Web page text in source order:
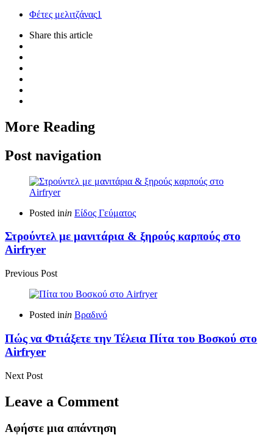
Φέτες μελιτζάνας1
Share this article
More Reading
Post navigation
Posted inin Είδος Γεύματος
Στρούντελ με μανιτάρια & ξηρούς καρπούς στο
Airfryer
Previous Post
Posted inin Βραδινό
Πώς να Φτιάξετε την Τέλεια Πίτα του Βοσκού στο
Airfryer
Next Post
Leave a Comment
Αφήστε μια απάντηση